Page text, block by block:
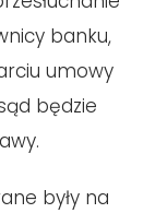
banku,
umowy
będzie
były na